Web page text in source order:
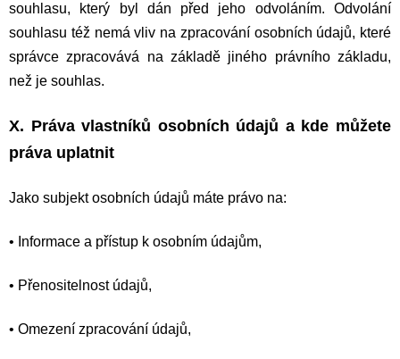
souhlasu, který byl dán před jeho odvoláním. Odvolání
souhlasu též nemá vliv na zpracování osobních údajů, které
správce zpracovává na základě jiného právního základu,
než je souhlas.
X. Práva vlastníků osobních údajů a kde můžete
práva uplatnit
Jako subjekt osobních údajů máte právo na:
• Informace a přístup k osobním údajům,
• Přenositelnost údajů,
• Omezení zpracování údajů,